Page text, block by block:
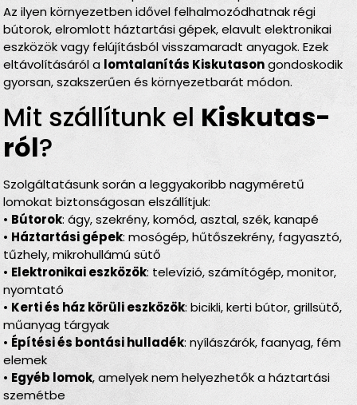
Az ilyen környezetben idővel felhalmozódhatnak régi
bútorok, elromlott háztartási gépek, elavult elektronikai
eszközök vagy felújításból visszamaradt anyagok. Ezek
eltávolításáról a lomtalanítás Kiskutasongondoskodik
gyorsan, szakszerűen és környezetbarát módon.
Mit szállítunk el Kiskutas­
ról?
Szolgáltatásunk során a leggyakoribb nagyméretű
lomokat biztonságosan elszállítjuk:
• Bútorok: ágy, szekrény, komód, asztal, szék, kanapé
• Háztartási gépek: mosógép, hűtőszekrény, fagyasztó,
tűzhely, mikrohullámú sütő
• Elektronikai eszközök: televízió, számítógép, monitor,
nyomtató
• Kerti és ház körüli eszközök: bicikli, kerti bútor, grillsütő,
műanyag tárgyak
• Építési és bontási hulladék: nyílászárók, faanyag, fém
elemek
• Egyéb lomok, amelyek nem helyezhetők a háztartási
szemétbe